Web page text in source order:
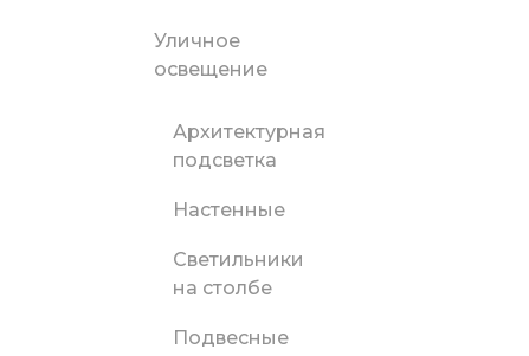
Уличное
освещение
Архитектурная
подсветка
Настенные
Светильники
на столбе
Подвесные